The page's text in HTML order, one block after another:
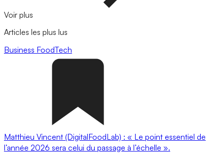
Voir plus
Articles les plus lus
Business FoodTech
Matthieu Vincent (DigitalFoodLab) : « Le point essentiel de
l’année 2026 sera celui du passage à l’échelle ».